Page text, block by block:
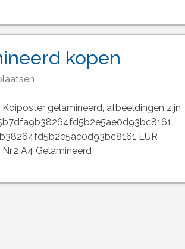
kopen
gelamineerd, afbeeldingen zijn
EUR
A4 Gelamineerd